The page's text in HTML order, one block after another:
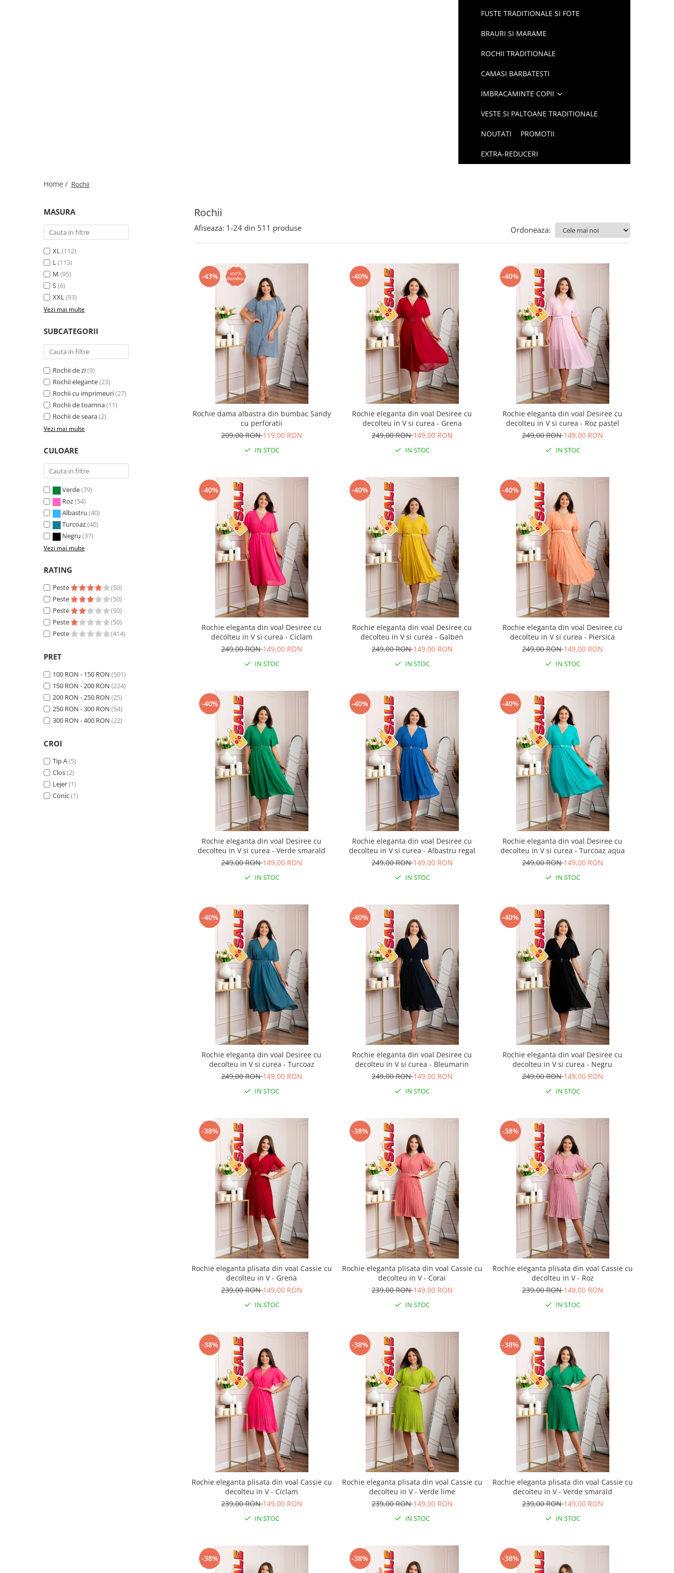
FUSTE TRADITIONALE SI FOTE
BRAURI SI MARAME
ROCHII TRADITIONALE
CAMASI BARBATESTI
IMBRACAMINTE COPII
VESTE SI PALTOANE TRADITIONALE
NOUTATI PROMOTII
EXTRA-REDUCERI
Home / Rochii
Rochii
MASURA
XL(112)
L(113)
M (95)
S(6)
XXL(93)
Vezi mai multe
SUBCATEGORII
Rochii de zi(9)
Rochii elegante(23)
Rochii cu imprimeuri(27)
Rochii de toamna(11)
Rochii de seara(2)
Vezi mai multe
CULOARE
Verde(79)
Roz(54)
Albastru (40)
Turcoaz(40)
Negru (37)
Vezi mai multe
RATING
Peste
(50)
Peste
(50)
Peste
(50)
Peste
(50)
Peste
(414)
PRET
100 RON - 150 RON (501)
150 RON - 200 RON (224)
200 RON - 250 RON (25)
250 RON - 300 RON (54)
300 RON - 400 RON (22)
CROI
Tip A(5)
Clos(2)
Lejer(1)
Conic(1)
Afiseaza: 1-24 din 511 produse Ordoneaza:
-43%
Rochie dama albastra din bumbac Sandy
cu perforatii
209,00 RON119,00 RON
IN STOC
-40%
Rochie eleganta din voal Desiree cu
decolteu in V si curea - Grena
249,00 RON149,00 RON
IN STOC
-40%
Rochie eleganta din voal Desiree cu
decolteu in V si curea - Roz pastel
249,00 RON149,00 RON
IN STOC
-40%
Rochie eleganta din voal Desiree cu
decolteu in V si curea - Ciclam
249,00 RON149,00 RON
IN STOC
-40%
Rochie eleganta din voal Desiree cu
decolteu in V si curea - Galben
249,00 RON149,00 RON
IN STOC
-40%
Rochie eleganta din voal Desiree cu
decolteu in V si curea - Piersica
249,00 RON149,00 RON
IN STOC
-40%
Rochie eleganta din voal Desiree cu
decolteu in V si curea - Verde smarald
249,00 RON149,00 RON
IN STOC
-40%
Rochie eleganta din voal Desiree cu
decolteu in V si curea - Albastru regal
249,00 RON149,00 RON
IN STOC
-40%
Rochie eleganta din voal Desiree cu
decolteu in V si curea - Turcoaz aqua
249,00 RON149,00 RON
IN STOC
-40%
Rochie eleganta din voal Desiree cu
decolteu in V si curea - Turcoaz
249,00 RON149,00 RON
IN STOC
-40%
Rochie eleganta din voal Desiree cu
decolteu in V si curea - Bleumarin
249,00 RON149,00 RON
IN STOC
-40%
Rochie eleganta din voal Desiree cu
decolteu in V si curea - Negru
249,00 RON149,00 RON
IN STOC
-38%
Rochie eleganta plisata din voal Cassie cu
decolteu in V - Grena
239,00 RON149,00 RON
IN STOC
-38%
Rochie eleganta plisata din voal Cassie cu
decolteu in V - Corai
239,00 RON149,00 RON
IN STOC
-38%
Rochie eleganta plisata din voal Cassie cu
decolteu in V - Roz
239,00 RON149,00 RON
IN STOC
-38%
Rochie eleganta plisata din voal Cassie cu
decolteu in V - Ciclam
239,00 RON149,00 RON
IN STOC
-38%
Rochie eleganta plisata din voal Cassie cu
decolteu in V - Verde lime
239,00 RON149,00 RON
IN STOC
-38%
Rochie eleganta plisata din voal Cassie cu
decolteu in V - Verde smarald
239,00 RON149,00 RON
IN STOC
-38% -38% -38%